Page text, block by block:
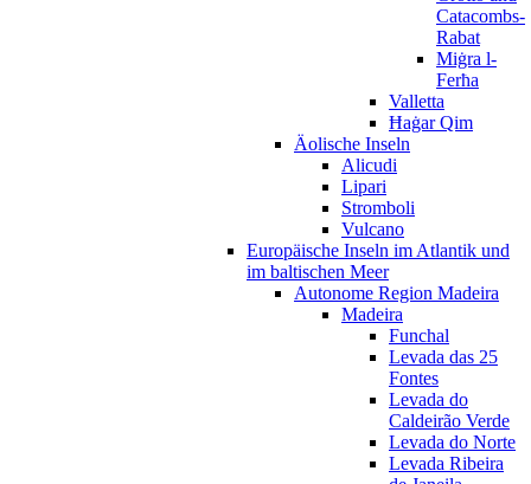
Catacombs-
Rabat
Miġra l-
Ferħa
Valletta
Ħaġar Qim
Äolische Inseln
Alicudi
Lipari
Stromboli
Vulcano
Europäische Inseln im Atlantik und
im baltischen Meer
Autonome Region Madeira
Madeira
Funchal
Levada das 25
Fontes
Levada do
Caldeirão Verde
Levada do Norte
Levada Ribeira